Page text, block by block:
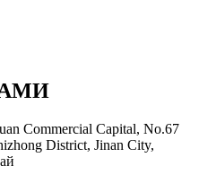
Commercial Capital, No.67
District, Jinan City,